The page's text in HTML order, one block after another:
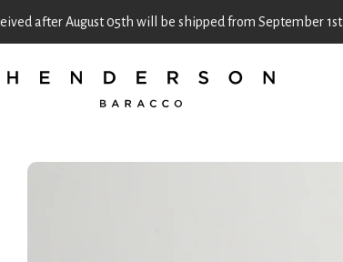
after August 05th will be shipped from September 1st